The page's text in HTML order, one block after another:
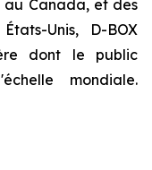
au Canada, et des
Unis, D-BOX
dont le public
mondiale.